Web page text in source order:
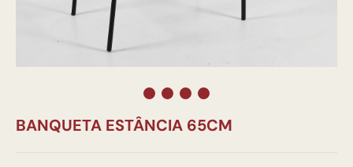
BANQUETA ESTÂNCIA 65CM